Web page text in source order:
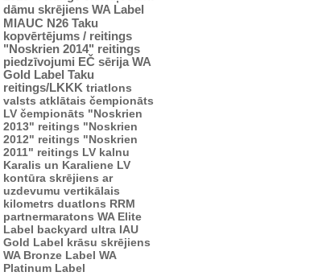
dāmu skrējiens WA Label
MIAUC N26 Taku
kopvērtējums / reitings
"Noskrien 2014" reitings
piedzīvojumi EČ sērija WA
Gold Label Taku
reitings/LKKK triatlons
valsts atklātais čempionāts
LV čempionāts "Noskrien
2013" reitings "Noskrien
2012" reitings "Noskrien
2011" reitings LV kalnu
Karalis un Karaliene LV
kontūra skrējiens ar
uzdevumu vertikālais
kilometrs duatlons RRM
partnermaratons WA Elite
Label backyard ultra IAU
Gold Label krāsu skrējiens
WA Bronze Label WA
Platinum Label